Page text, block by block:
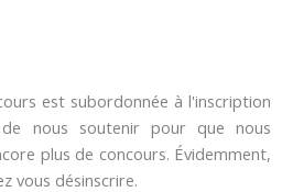
est subordonnée à l'inscription
nous soutenir pour que nous
plus de concours. Évidemment,
vous désinscrire.